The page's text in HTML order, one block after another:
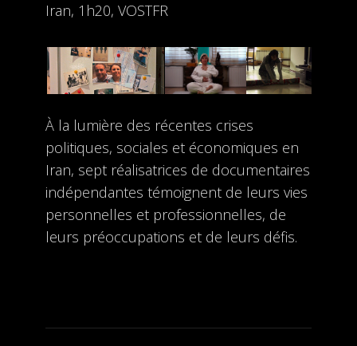
Iran, 1h20, VOSTFR
À la lumière des récentes crises
politiques, sociales et économiques en
Iran, sept réalisatrices de documentaires
indépendantes témoignent de leurs vies
personnelles et professionnelles, de
leurs préoccupations et de leurs défis.